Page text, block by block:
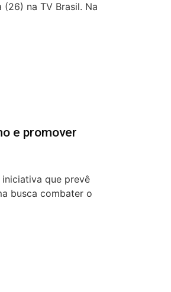
na TV Brasil. Na
e promover
que prevê
busca combater o